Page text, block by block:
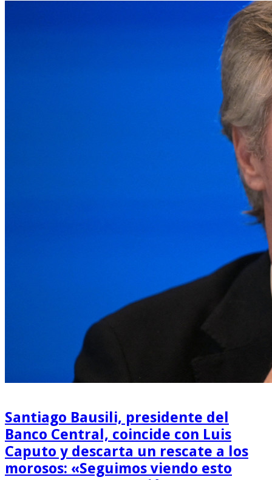
Santiago Bausili, presidente del
Banco Central, coincide con Luis
Caputo y descarta un rescate a los
morosos: «Seguimos viendo esto